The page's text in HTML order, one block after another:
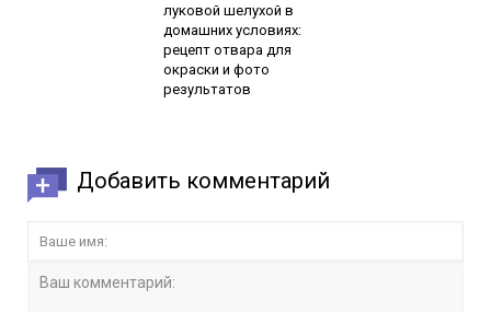
луковой шелухой в
домашних условиях:
рецепт отвара для
окраски и фото
результатов
Добавить комментарий